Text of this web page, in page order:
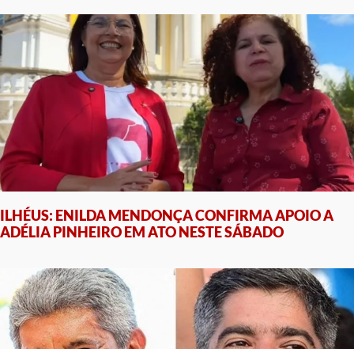
ILHÉUS: ENILDA MENDONÇA CONFIRMA APOIO A
ADÉLIA PINHEIRO EM ATO NESTE SÁBADO